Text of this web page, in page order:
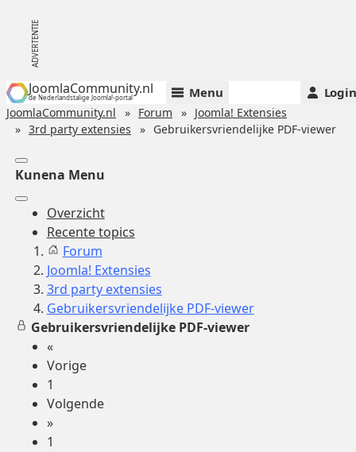
JoomlaCommunity.nl
de Nederlandstalige Joomla!-portal Menu Login
JoomlaCommunity.nl Forum
Joomla! Extensies
3rd party extensies
Gebruikersvriendelijke PDF-viewer
Kunena Menu
Overzicht
Recente topics
Forum
Joomla! Extensies
3rd party extensies
Gebruikersvriendelijke PDF-viewer
Gebruikersvriendelijke PDF-viewer
«
Vorige
1
Volgende
»
1